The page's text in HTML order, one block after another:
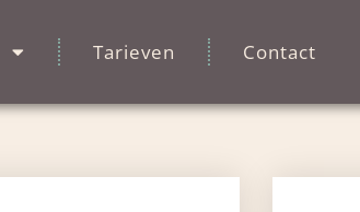
Tarieven Contact